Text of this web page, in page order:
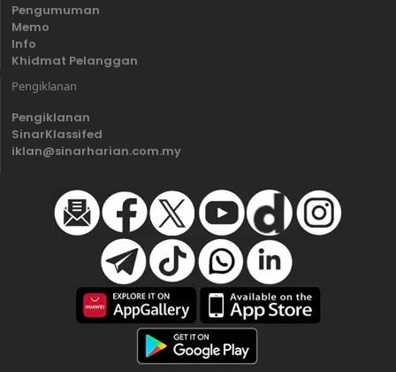
Pengumuman
Memo
Info
Khidmat Pelanggan
Pengiklanan
Pengiklanan
SinarKlassifed
iklan@sinarharian.com.my